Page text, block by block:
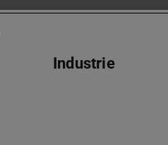
Industrie